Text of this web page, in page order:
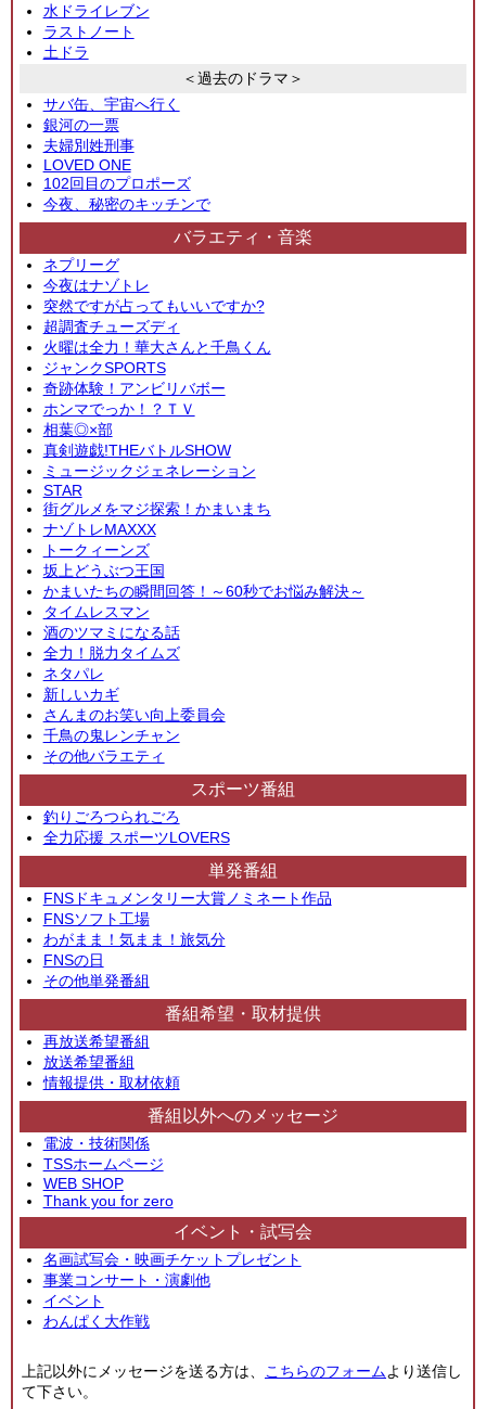
水ドライレブン
ラストノート
土ドラ
＜過去のドラマ＞
サバ缶、宇宙へ行く
銀河の一票
夫婦別姓刑事
LOVED ONE
102回目のプロポーズ
今夜、秘密のキッチンで
バラエティ・音楽
ネプリーグ
今夜はナゾトレ
突然ですが占ってもいいですか?
超調査チューズディ
火曜は全力！華大さんと千鳥くん
ジャンクSPORTS
奇跡体験！アンビリバボー
ホンマでっか！？ＴＶ
相葉◎×部
真剣遊戯!THEバトルSHOW
ミュージックジェネレーション
STAR
街グルメをマジ探索！かまいまち
ナゾトレMAXXX
トークィーンズ
坂上どうぶつ王国
かまいたちの瞬間回答！～60秒でお悩み解決～
タイムレスマン
酒のツマミになる話
全力！脱力タイムズ
ネタパレ
新しいカギ
さんまのお笑い向上委員会
千鳥の鬼レンチャン
その他バラエティ
スポーツ番組
釣りごろつられごろ
全力応援 スポーツLOVERS
単発番組
FNSドキュメンタリー大賞ノミネート作品
FNSソフト工場
わがまま！気まま！旅気分
FNSの日
その他単発番組
番組希望・取材提供
再放送希望番組
放送希望番組
情報提供・取材依頼
番組以外へのメッセージ
電波・技術関係
TSSホームページ
WEB SHOP
Thank you for zero
イベント・試写会
名画試写会・映画チケットプレゼント
事業コンサート・演劇他
イベント
わんぱく大作戦
上記以外にメッセージを送る方は、 こちらのフォームより送信し
て下さい。